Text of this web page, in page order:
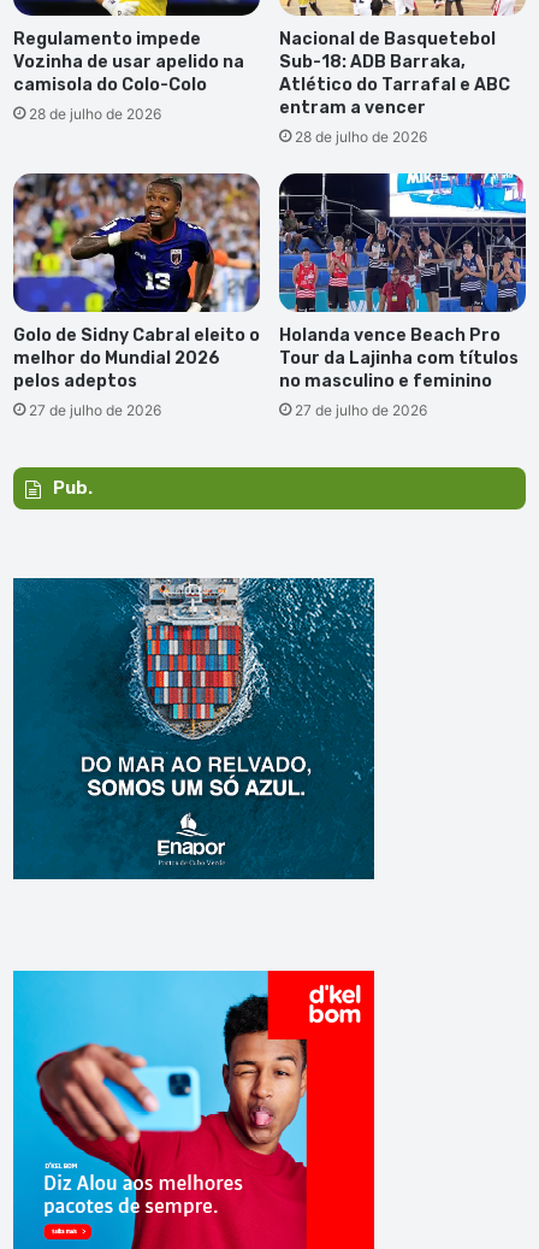
Regulamento impede
Vozinha de usar apelido na
camisola do Colo-Colo
28 de julho de 2026
Nacional de Basquetebol
Sub-18: ADB Barraka,
Atlético do Tarrafal e ABC
entram a vencer
28 de julho de 2026
Golo de Sidny Cabral eleito o
melhor do Mundial 2026
pelos adeptos
27 de julho de 2026
Holanda vence Beach Pro
Tour da Lajinha com títulos
no masculino e feminino
27 de julho de 2026
Pub.